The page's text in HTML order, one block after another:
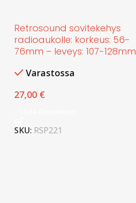
Retrosound sovitekehys
radioaukolle: korkeus: 56-
76mm – leveys: 107-128mm
Varastossa
27,00 €
SKU: RSP221